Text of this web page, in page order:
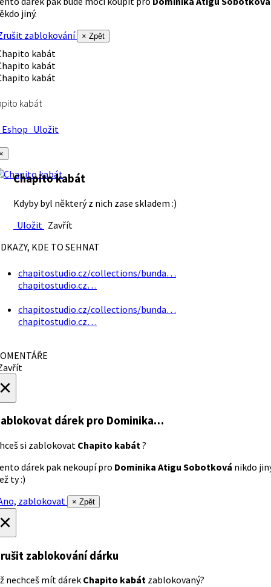
jiný.
zablokování
× Zpět
kabát
Uložit
Chapito kabát
Kdyby byl některý z nich zase skladem :)
Uložit Zavřít
KDE TO SEHNAT
chapitostudio.cz/collections/bunda…
chapitostudio.cz…
chapitostudio.cz/collections/bunda…
chapitostudio.cz…
dárek pro Dominika…
si zablokovat Chapito kabát ?
dárek pak nekoupí pro Dominika Atigu Sobotková nikdo
ty :)
zablokovat
× Zpět
zablokování dárku
nechceš mít dárek Chapito kabát zablokovaný?